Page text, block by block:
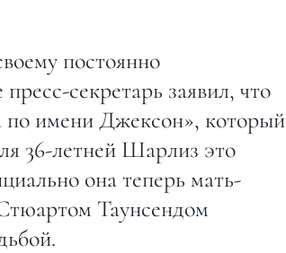
постоянно
секретарь заявил, что
по имени Джексон», который
36-летней Шарлиз это
она теперь мать-
Таунсендом